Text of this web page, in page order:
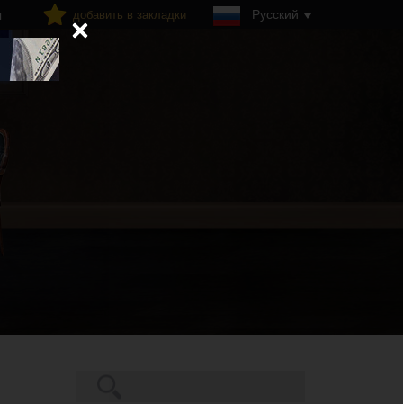
добавить в закладки Русский